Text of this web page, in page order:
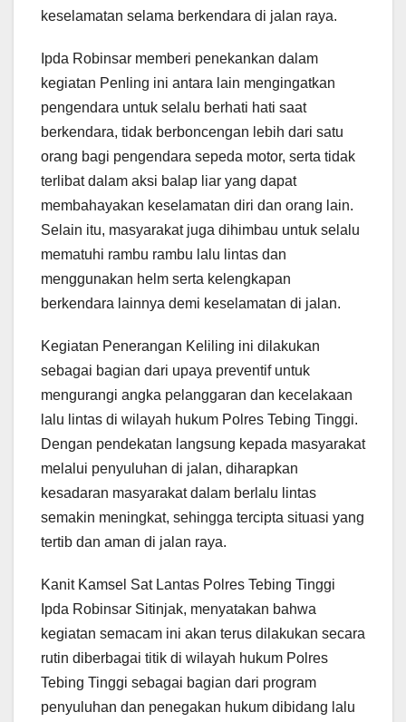
keselamatan selama berkendara di jalan raya.
Ipda Robinsar memberi penekankan dalam
kegiatan Penling ini antara lain mengingatkan
pengendara untuk selalu berhati hati saat
berkendara, tidak berboncengan lebih dari satu
orang bagi pengendara sepeda motor, serta tidak
terlibat dalam aksi balap liar yang dapat
membahayakan keselamatan diri dan orang lain.
Selain itu, masyarakat juga dihimbau untuk selalu
mematuhi rambu rambu lalu lintas dan
menggunakan helm serta kelengkapan
berkendara lainnya demi keselamatan di jalan.
Kegiatan Penerangan Keliling ini dilakukan
sebagai bagian dari upaya preventif untuk
mengurangi angka pelanggaran dan kecelakaan
lalu lintas di wilayah hukum Polres Tebing Tinggi.
Dengan pendekatan langsung kepada masyarakat
melalui penyuluhan di jalan, diharapkan
kesadaran masyarakat dalam berlalu lintas
semakin meningkat, sehingga tercipta situasi yang
tertib dan aman di jalan raya.
Kanit Kamsel Sat Lantas Polres Tebing Tinggi
Ipda Robinsar Sitinjak, menyatakan bahwa
kegiatan semacam ini akan terus dilakukan secara
rutin diberbagai titik di wilayah hukum Polres
Tebing Tinggi sebagai bagian dari program
penyuluhan dan penegakan hukum dibidang lalu